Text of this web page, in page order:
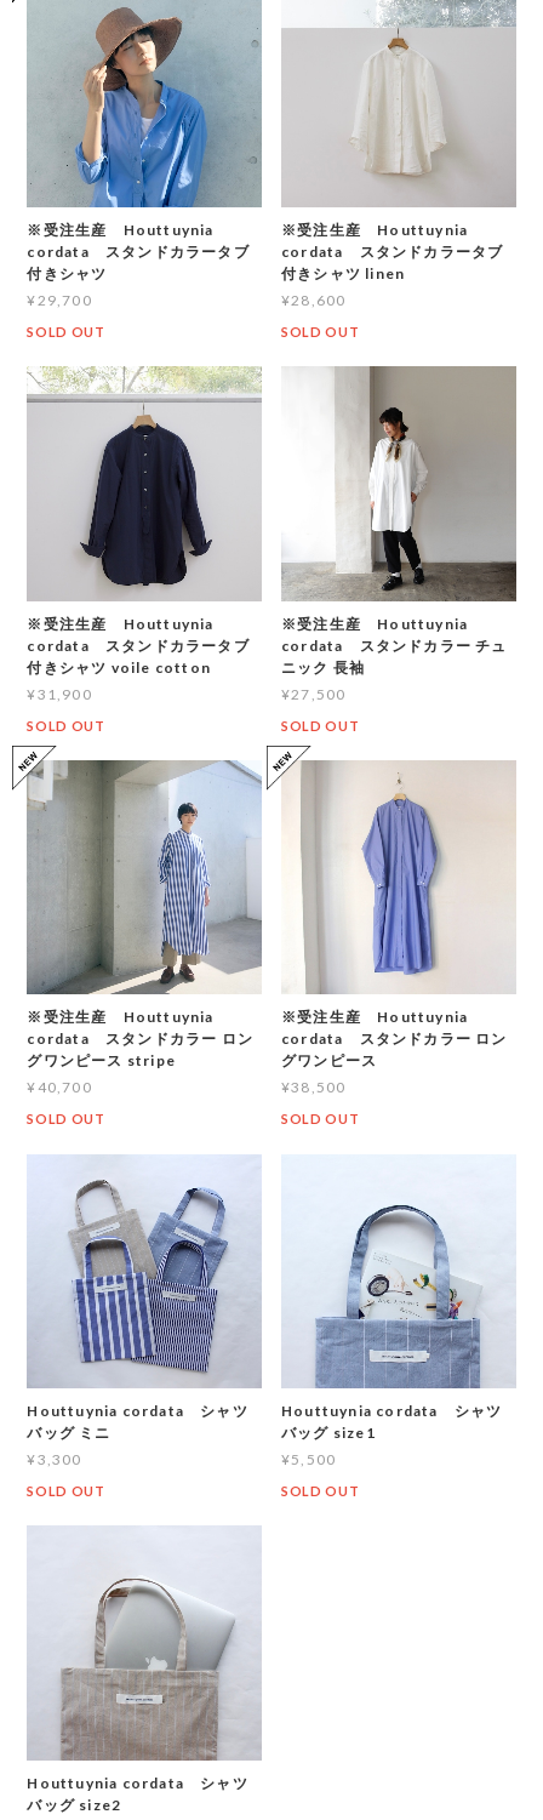
※受注生産 Houttuynia
cordata スタンドカラータブ
付きシャツ
¥29,700
SOLD OUT
※受注生産 Houttuynia
cordata スタンドカラータブ
付きシャツ linen
¥28,600
SOLD OUT
※受注生産 Houttuynia
cordata スタンドカラータブ
付きシャツ voile cotton
¥31,900
SOLD OUT
※受注生産 Houttuynia
cordata スタンドカラー チュ
ニック 長袖
¥27,500
SOLD OUT
※受注生産 Houttuynia
cordata スタンドカラー ロン
グワンピース stripe
¥40,700
SOLD OUT
※受注生産 Houttuynia
cordata スタンドカラー ロン
グワンピース
¥38,500
SOLD OUT
Houttuynia cordata シャツ
バッグ ミニ
¥3,300
SOLD OUT
Houttuynia cordata シャツ
バッグ size1
¥5,500
SOLD OUT
Houttuynia cordata シャツ
バッグ size2